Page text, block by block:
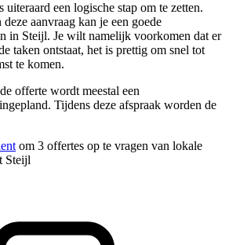
uiteraard een logische stap om te zetten.
aanvraag kan je een goede
in Steijl. Je wilt namelijk voorkomen dat er
taken ontstaat, het is prettig om snel tot
te komen.
offerte wordt meestal een
Tijdens deze afspraak worden de
om 3 offertes op te vragen van lokale
Steijl